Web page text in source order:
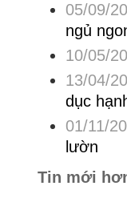
05/09/
ngủ
10/05/
13/04/
dục
01/11/
lườn
Tin mới